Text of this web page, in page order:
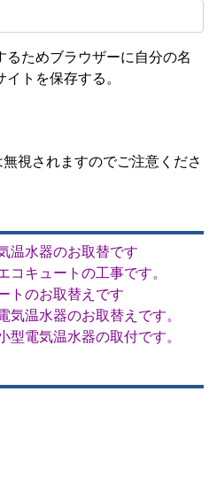
るためブラウザーに自分の名
トを保存する。
視されますのでご注意くださ
温水器のお取替です
コキュートの工事です。
トのお取替えです
気温水器のお取替えです。
型電気温水器の取付です。